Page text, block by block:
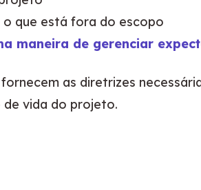
que está fora do escopo
maneira de gerenciar
fornecem as diretrizes
vida do projeto.